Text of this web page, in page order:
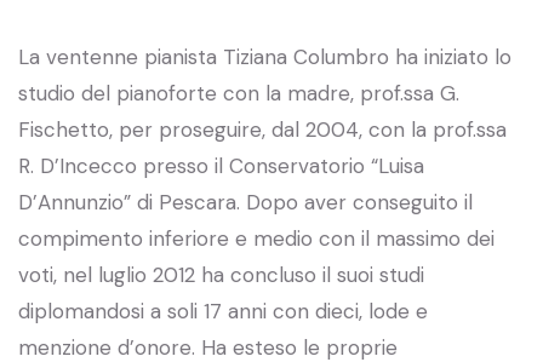
La ventenne pianista Tiziana Columbro ha iniziato lo
studio del pianoforte con la madre, prof.ssa G.
Fischetto, per proseguire, dal 2004, con la prof.ssa
R. D’Incecco presso il Conservatorio “Luisa
D’Annunzio” di Pescara. Dopo aver conseguito il
compimento inferiore e medio con il massimo dei
voti, nel luglio 2012 ha concluso il suoi studi
diplomandosi a soli 17 anni con dieci, lode e
menzione d’onore. Ha esteso le proprie